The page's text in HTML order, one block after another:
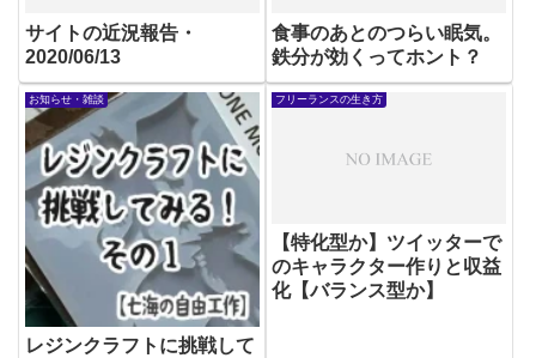
サイトの近況報告・
2020/06/13
食事のあとのつらい眠気。
鉄分が効くってホント？
お知らせ・雑談
レジンクラフトに挑戦して
フリーランスの生き方
【特化型か】ツイッターで
のキャラクター作りと収益
化【バランス型か】